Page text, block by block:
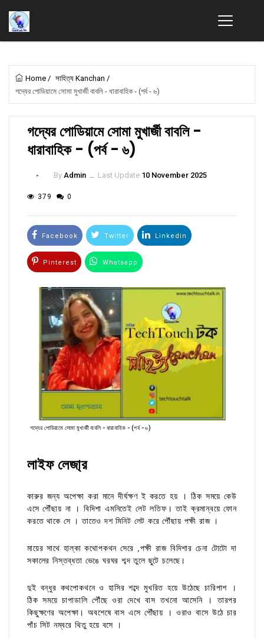
Home / সাহিত্য Kanchan /
গদ্যের পোডিয়ামে সোমা মুখার্জী বাবলি - ধারাবাহিক - (পর্ব - ৬)
গদ্যের পোডিয়ামে সোমা মুখার্জী বাবলি -
ধারাবাহিক - (পর্ব - ৬)
By Admin ــ Last Update 10 November 2025
379 0
Facebook Twitter Linkedin
Pinterest Whatsapp
গদ্যের পোডিয়ামে সোমা মুখার্জী বাবলি - ধারাবাহিক - (পর্ব - ৬)
লাইফ লেজা্র
কারুর জন্য অপেক্ষা করা মানে দীর্ঘক্ষণ ই করতে হয় । ঠিক সময়ে কেউ
এসে পৌঁছায় না । বিদিশা এমনিতেই লেট লতিফ। তাই ক্রমান্বয়ে ফোন
করতে থাকে সে । তাতেও দশ মিনিট লেট করে পৌঁছায় পক্ষী রাজ ।
মায়ের সাথে হাল্কা কথোপকথন সেরে ,পক্ষী রাজ বিদিশার চেনা টোটো দা
সকালের নিস্তব্ধতা ভেঙে ঘরঘর শব্দ তুলে ছুটে চলেছে।
দুই বন্ধুর কথপোকথনে ও হাসির শব্দে মুখরিত হয়ে উঠেছে চারিপাশ ।
ঠিক সময়ে চাপাডালি পৌঁছে ওরা দেখে বাস তখনো আসেনি । তারপর
কিছুক্ষণের অপেক্ষা। অবশেষে বাস এসে পৌঁছায় । ওরাও বাসে উঠে চার
পাঁচ সিট নম্বরে থিতু হয়ে বসে ।